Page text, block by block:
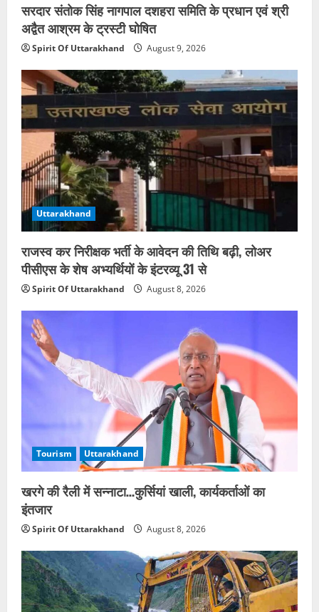
सरदार संतोक सिंह नागपाल दशहरा समिति के प्रधान एवं श्री
अद्वैत आश्रम के ट्रस्टी घोषित
Spirit Of Uttarakhand August 9, 2026
Uttarakhand
राजस्व कर निरीक्षक भर्ती के आवेदन की तिथि बढ़ी, लोअर
पीसीएस के शेष अभ्यर्थियों के इंटरव्यू 31 से
Spirit Of Uttarakhand August 8, 2026
Tourism Uttarakhand
खरगे की रैली में सन्नाटा…कुर्सियां खाली, कार्यकर्ताओं का
इंतजार
Spirit Of Uttarakhand August 8, 2026